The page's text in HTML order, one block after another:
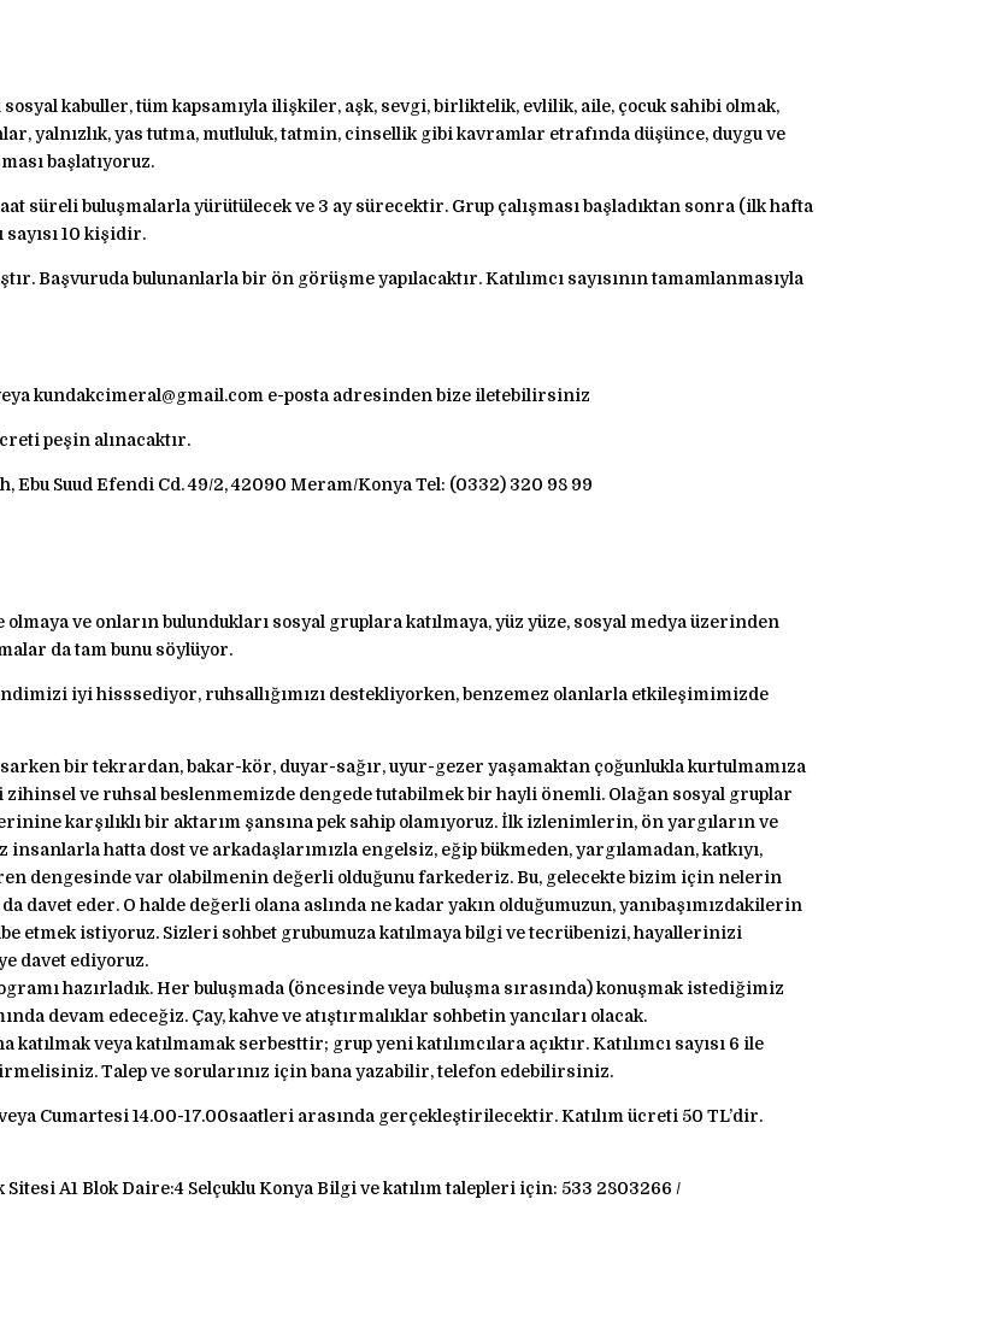
kabuller, tüm kapsamıyla ilişkiler, aşk, sevgi, birliktelik, evlilik, aile, çocuk sahibi olmak,
yalnızlık, yas tutma, mutluluk, tatmin, cinsellik gibi kavramlar etrafında düşünce, duygu ve
başlatıyoruz.
süreli buluşmalarla yürütülecek ve 3 ay sürecektir. Grup çalışması başladıktan sonra (ilk hafta
sayısı 10 kişidir.
Başvuruda bulunanlarla bir ön görüşme yapılacaktır. Katılımcı sayısının tamamlanmasıyla
kundakcimeral@gmail.com e-posta adresinden bize iletebilirsiniz
peşin alınacaktır.
Ebu Suud Efendi Cd. 49/2, 42090 Meram/Konya Tel: (0332) 320 98 99
ve onların bulundukları sosyal gruplara katılmaya, yüz yüze, sosyal medya üzerinden
da tam bunu söylüyor.
iyi hisssediyor, ruhsallığımızı destekliyorken, benzemez olanlarla etkileşimimizde
bir tekrardan, bakar-kör, duyar-sağır, uyur-gezer yaşamaktan çoğunlukla kurtulmamıza
zihinsel ve ruhsal beslenmemizde dengede tutabilmek bir hayli önemli. Olağan sosyal gruplar
karşılıklı bir aktarım şansına pek sahip olamıyoruz. İlk izlenimlerin, ön yargıların ve
hatta dost ve arkadaşlarımızla engelsiz, eğip bükmeden, yargılamadan, katkıyı,
dengesinde var olabilmenin değerli olduğunu farkederiz. Bu, gelecekte bizim için nelerin
davet eder. O halde değerli olana aslında ne kadar yakın olduğumuzun, yanıbaşımızdakilerin
etmek istiyoruz. Sizleri sohbet grubumuza katılmaya bilgi ve tecrübenizi, hayallerinizi
davet ediyoruz.
hazırladık. Her buluşmada (öncesinde veya buluşma sırasında) konuşmak istediğimiz
devam edeceğiz. Çay, kahve ve atıştırmalıklar sohbetin yancıları olacak.
katılmak veya katılmamak serbesttir; grup yeni katılımcılara açıktır. Katılımcı sayısı 6 ile
Talep ve sorularınız için bana yazabilir, telefon edebilirsiniz.
Cumartesi 14.00-17.00saatleri arasında gerçekleştirilecektir. Katılım ücreti 50 TL’dir.
A1 Blok Daire:4 Selçuklu Konya Bilgi ve katılım talepleri için: 533 2803266 /